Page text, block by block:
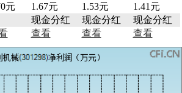
元 1.67元 1.53元
1.41元
现金分红 现金分红
现金分红
查看 查看 查看